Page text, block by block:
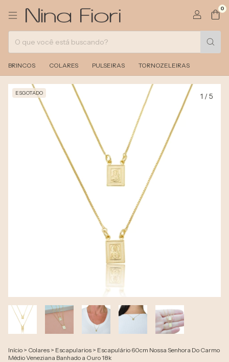
0
BRINCOS COLARES PULSEIRAS TORNOZELEIRAS
ESGOTADO 1 /5
Início > Colares > Escapularios > Escapulário 60cm Nossa Senhora Do Carmo
Médio Veneziana Banhado a Ouro 18k